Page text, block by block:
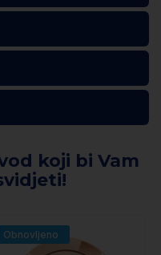
koji bi Vam
Obnovljeno